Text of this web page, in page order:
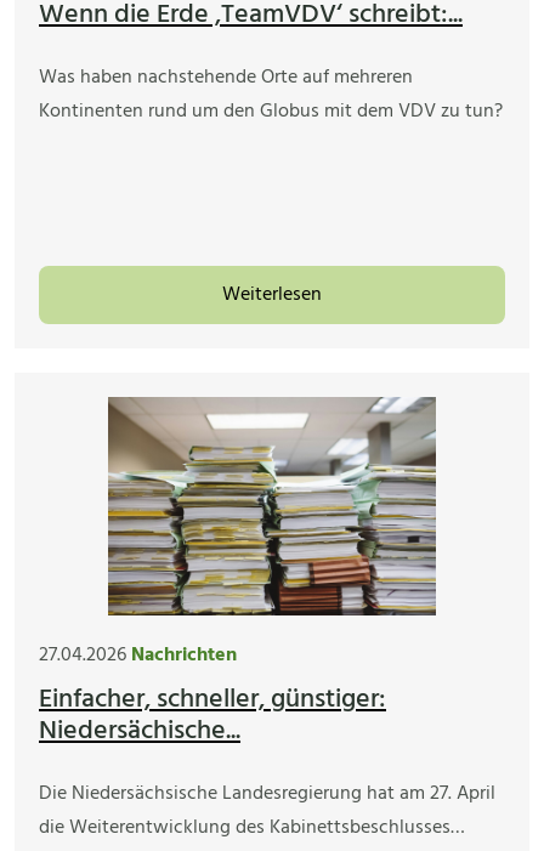
Wenn die Erde ‚TeamVDV‘ schreibt:...
Was haben nachstehende Orte auf mehreren
Kontinenten rund um den Globus mit dem VDV zu tun?
Weiterlesen
27.04.2026Nachrichten
Einfacher, schneller, günstiger:
Niedersächische...
Die Niedersächsische Landesregierung hat am 27. April
die Weiterentwicklung des Kabinettsbeschlusses…